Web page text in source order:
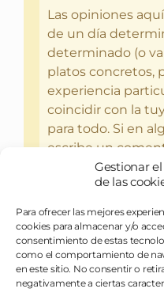
Gestionar
de las
Para ofrecer las mejores
cookies para almacenar y/o
consentimiento de estas
como el comportamiento de
en este sitio. No consentir o
negativamente a ciertas
Las opiniones
de un día
determinado (o
platos concretos,
experiencia
coincidir con la
para todo. Si en
escribe un
del bebercio y el